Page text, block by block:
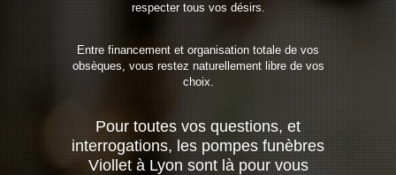
respecter tous vos désirs.
Entre financement et organisation totale de vos
obsèques, vous restez naturellement libre de vos
choix.
Pour toutes vos questions, et
interrogations, les pompes funèbres
Viollet à Lyon sont là pour vous